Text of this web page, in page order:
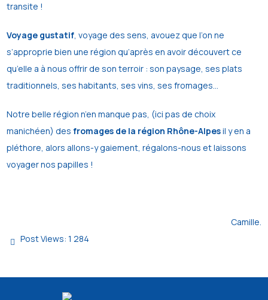
transite !
Voyage gustatif, voyage des sens, avouez que l’on ne
s’approprie bien une région qu’après en avoir découvert ce
qu’elle a à nous offrir de son terroir : son paysage, ses plats
traditionnels, ses habitants, ses vins, ses fromages…
Notre belle région n’en manque pas, (ici pas de choix
manichéen) desfromages de la région Rhône-Alpesil y en a
pléthore, alors allons-y gaiement, régalons-nous et laissons
voyager nos papilles !
Camille.
Post Views: 1 284